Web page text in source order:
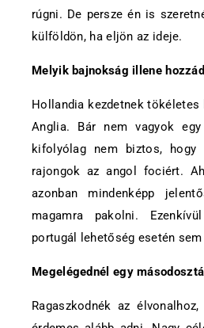
rúgni. De persze én is
külföldön, ha eljön az ideje.
Melyik bajnokság illene
Hollandia kezdetnek tökéletes
Anglia. Bár nem vagyok
kifolyólag nem biztos, hogy
rajongok az angol fociért.
azonban mindenképp
magamra pakolni.
portugál lehetőség esetén
Megelégednél egy
Ragaszkodnék az